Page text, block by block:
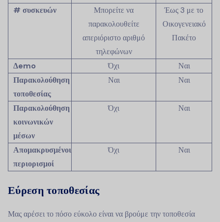
# συσκευών
Μπορείτε να
παρακολουθείτε
απεριόριστο αριθμό
τηλεφώνων
Έως 3 με το
Οικογενειακό
Πακέτο
Δemo Όχι
Ναι
Παρακολούθηση
τοποθεσίας
Ναι Ναι
Παρακολούθηση
κοινωνικών
μέσων
Όχι Ναι
Απομακρυσμένοι
περιορισμοί
Όχι Ναι
Εύρεση τοποθεσίας
Μας αρέσει το πόσο εύκολο είναι να βρούμε την τοποθεσία